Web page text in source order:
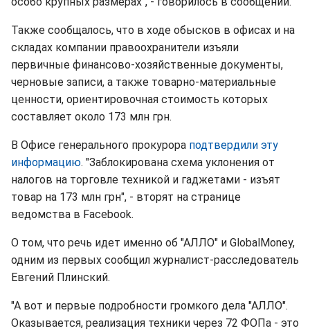
Также сообщалось, что в ходе обысков в офисах и на
складах компании правоохранители изъяли
первичные финансово-хозяйственные документы,
черновые записи, а также товарно-материальные
ценности, ориентировочная стоимость которых
составляет около 173 млн грн.
В Офисе генерального прокурора подтвердили эту
информацию. "Заблокирована схема уклонения от
налогов на торговле техникой и гаджетами - изъят
товар на 173 млн грн", - вторят на странице
ведомства в Facebook.
О том, что речь идет именно об "АЛЛО" и GlobalMoney,
одним из первых сообщил журналист-расследователь
Евгений Плинский.
"А вот и первые подробности громкого дела "АЛЛО".
Оказывается, реализация техники через 72 ФОПа - это